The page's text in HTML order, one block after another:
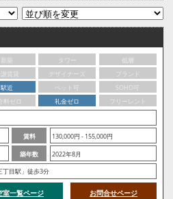
新築 タワー
低層
賃貸
デザイナーズ
ブランド
駅近
ペット可
SOHO可
料ゼロ
礼金ゼロ
フリーレント
賃料
130,000円 - 155,000円
築年数
2022年8月
丁目駅」徒歩3分
室一覧ページ お問合せページ